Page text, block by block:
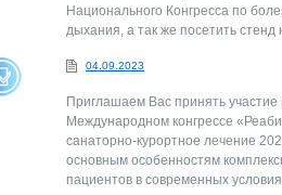
Национального Конгресса по
дыхания, а так же посетить
04.09.2023
Приглашаем Вас принять участие
Международном конгрессе
санаторно-курортное лечение
основным особенностям
пациентов в современных